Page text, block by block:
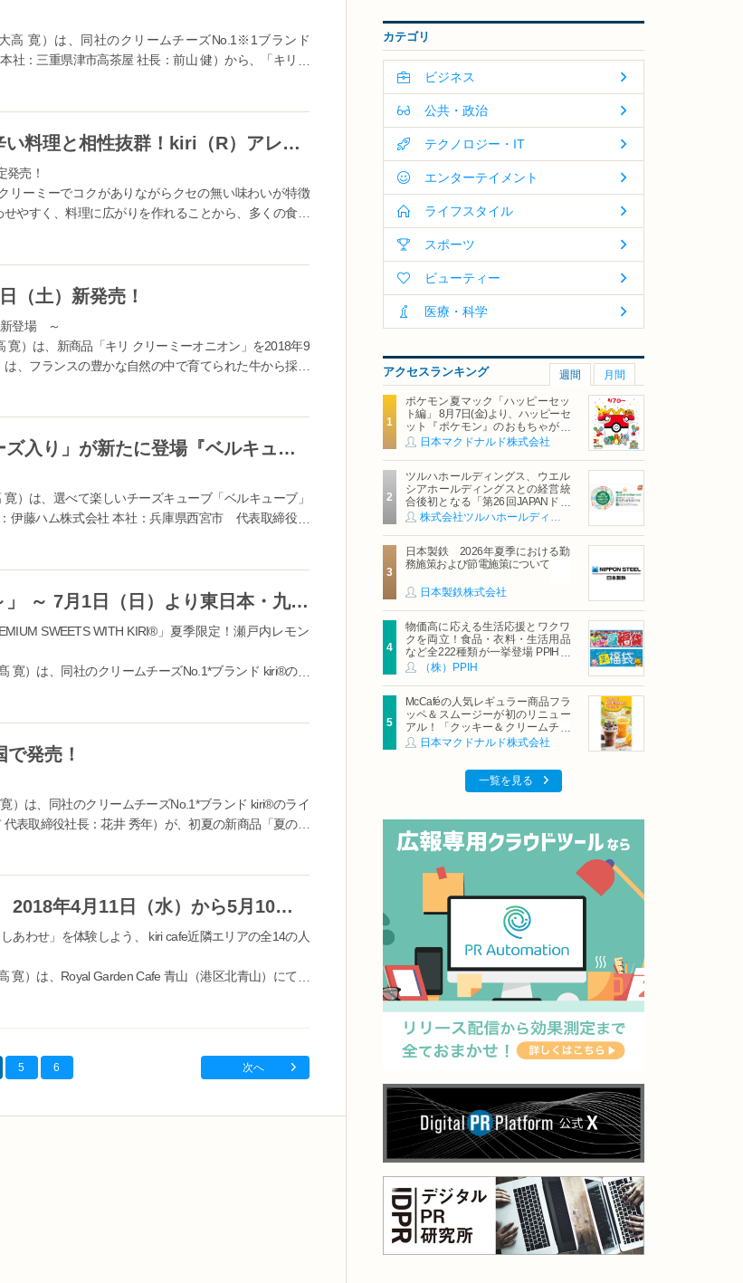
高 寛）は、同社のクリームチーズNo.1※1ブランド
：三重県津市高茶屋 社長：前山 健）から、「キリ」
ト...
新流行？！クリーミーで濃厚な味わいが辛い料理と相性抜群！kiri（R）アレンジレシピが拡大中！
発売！
ーミーでコクがありながらクセの無い味わいが特徴
やすく、料理に広がりを作れることから、多くの食の
「キリ」...
（土）新発売！
新登場 ～
）は、新商品「キリ クリーミーオニオン」を2018年9
フランスの豊かな自然の中で育てられた牛から採れ
日本初の新フレーバー「カマンベールチーズ入り」が新たに登場『ベルキューブ チーズ好きのためのセレクト』リニューアル発売
）は、選べて楽しいチーズキューブ「ベルキューブ」
伊藤ハム株式会社 本社：兵庫県西宮市 代表取締役社
初※①の新フ...
「もちもちチーズロール～瀬戸内レモン～」 ～ 7月1日（日）より東日本・九州エリア限定で発売！ ～
SWEETS WITH KIRI®」夏季限定！瀬戸内レモン
）は、同社のクリームチーズNo.1*ブランド kiri®のラ
代表取締役社長：花井 秀年）が、夏季限定商品「もち
発売！
）は、同社のクリームチーズNo.1*ブランド kiri®のライ
表取締役社長：花井 秀年）が、初夏の新商品「夏のレ
「kiri collection/キリコレ2018」初開催！ 2018年4月11日（水）から5月10日（木）の期間限定
あわせ」を体験しよう、 kiri cafe近隣エリアの全14の人
）は、Royal Garden Cafe 青山（港区北青山）にて、
café」をオープンします。また、今年は近隣の青山・
5 6 次へ
カテゴリ
ビジネス
公共・政治
テクノロジー・IT
エンターテイメント
ライフスタイル
スポーツ
ビューティー
医療・科学
アクセスランキング 週間 月間
ポケモン夏マック「ハッピーセッ
ト編」 8月7日(金)より、ハッピーセ
ット『ポケモン』のおもちゃが期
間限定登場
日本マクドナルド株式会社
ツルハホールディングス、ウエル
シアホールディングスとの経営統
合後初となる「第26回JAPANドラ
ッグストアショー」に出展
株式会社ツルハホールディングス
日本製鉄 2026年夏季における勤
務施策および節電施策について
日本製鉄株式会社
物価高に応える生活応援とワクワ
クを両立！食品・衣料・生活用品
など全222種類が一挙登場 PPIHグ
ループ「夏福袋」＆セール 8月6日
（株）PPIH
McCaféの人気レギュラー商品フラ
ッペ＆スムージーが初のリニュー
アル！「クッキー＆クリームチョ
コフラッペ」「マンゴースムージ
日本マクドナルド株式会社
一覧を見る